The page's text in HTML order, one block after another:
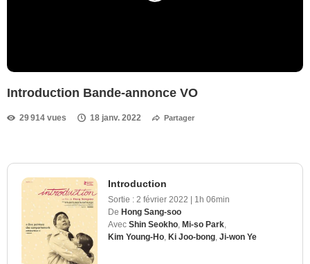
Introduction Bande-annonce VO
29 914 vues 18 janv. 2022 Partager
Introduction
Sortie : 2 février 2022 | 1h 06min
De Hong Sang-soo
Avec Shin Seokho Mi-so Park
Kim Young-Ho Ki Joo-bong Ji-won Ye